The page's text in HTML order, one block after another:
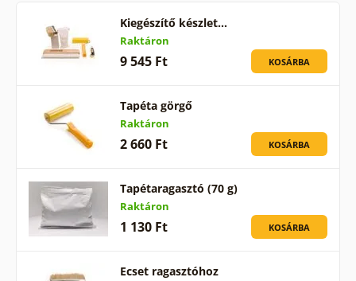
Kiegészítő készlet…
Raktáron
9 545 Ft KOSÁRBA
Tapéta görgő
Raktáron
2 660 Ft KOSÁRBA
Tapétaragasztó (70 g)
Raktáron
1 130 Ft KOSÁRBA
Ecset ragasztóhoz